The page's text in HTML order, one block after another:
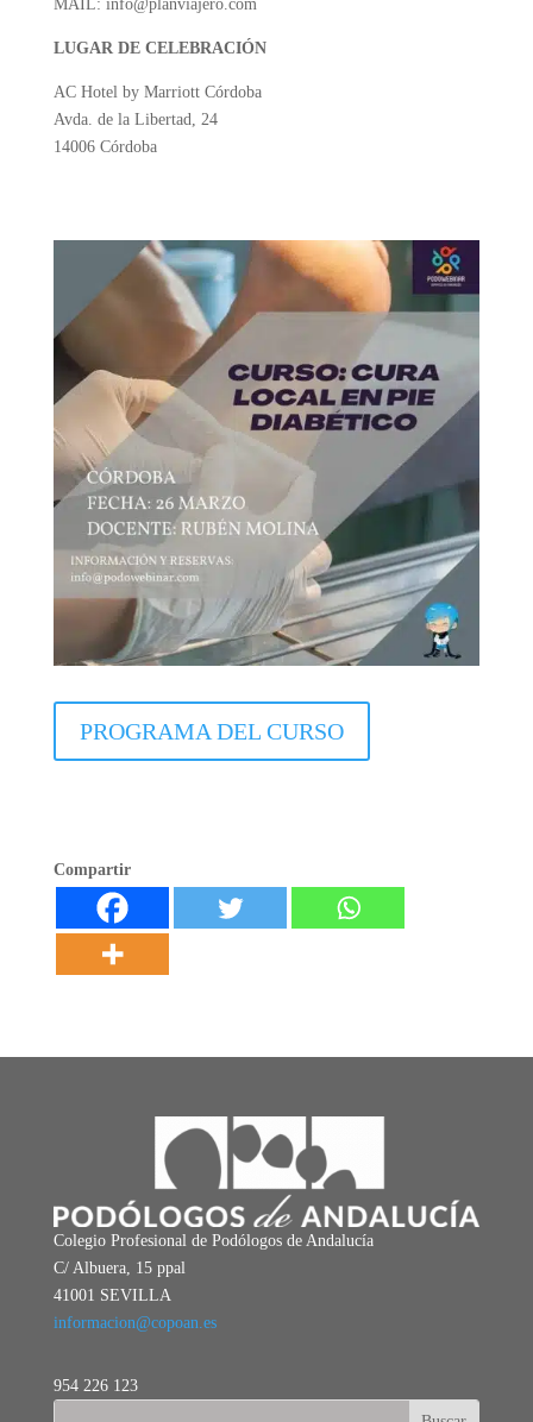
MAIL: info@planviajero.com
LUGAR DE CELEBRACIÓN
AC Hotel by Marriott Córdoba
Avda. de la Libertad, 24
14006 Córdoba
PROGRAMA DEL CURSO
Compartir
Colegio Profesional de Podólogos de Andalucía
C/ Albuera, 15 ppal
41001 SEVILLA
informacion@copoan.es
954 226 123